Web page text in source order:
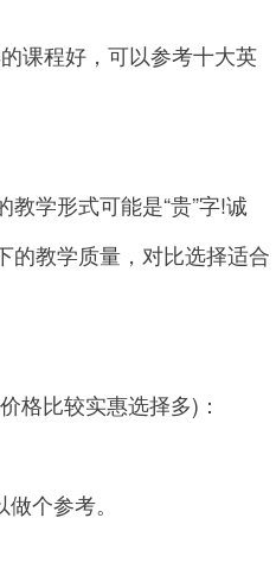
课程好，可以参考十大英
学形式可能是“贵”字!诚
的教学质量，对比选择适合
比较实惠选择多)：
个参考。